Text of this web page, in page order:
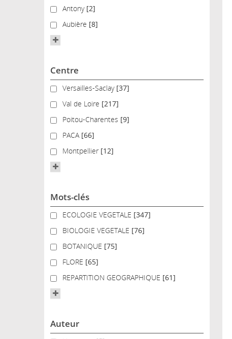
AntonyAntony [2]
AubièreAubière [8]
Centre
Versailles-Saclay
Versailles-Saclay [37]
Val de Loire
Val de Loire [217]
Poitou-Charentes
Poitou-Charentes [9]
PACAPACA [66]
Montpellier
Montpellier [12]
Mots-clés
ECOLOGIE VEGETALE
ECOLOGIE VEGETALE [347]
BIOLOGIE VEGETALE
BIOLOGIE VEGETALE [76]
BOTANIQUE
BOTANIQUE [75]
FLOREFLORE [65]
REPARTITION GEOGRAPHIQUE
REPARTITION GEOGRAPHIQUE [61]
Auteur